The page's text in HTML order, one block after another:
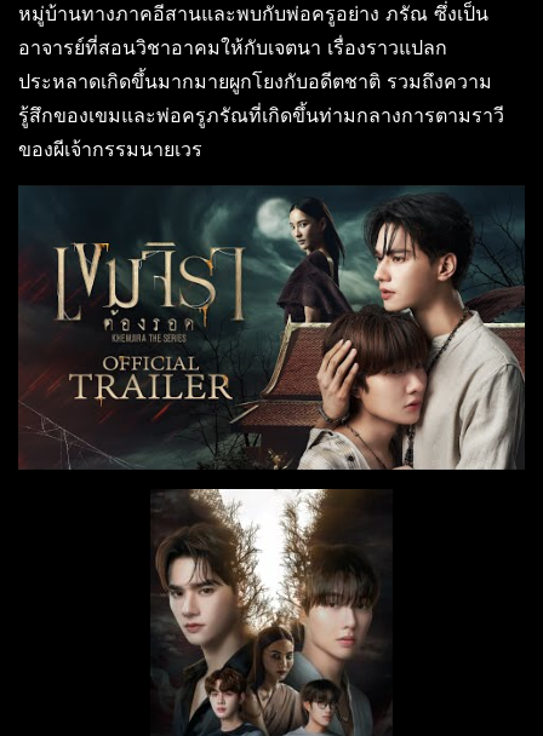
หมู่บ้านทางภาคอีสานและพบกับพ่อครูอย่าง ภรัณ ซึ่งเป็น
อาจารย์ที่สอนวิชาอาคมให้กับเจตนา เรื่องราวแปลก
ประหลาดเกิดขึ้นมากมายผูกโยงกับอดีตชาติ รวมถึงความ
รู้สึกของเขมและพ่อครูภรัณที่เกิดขึ้นท่ามกลางการตามราวี
ของผีเจ้ากรรมนายเวร